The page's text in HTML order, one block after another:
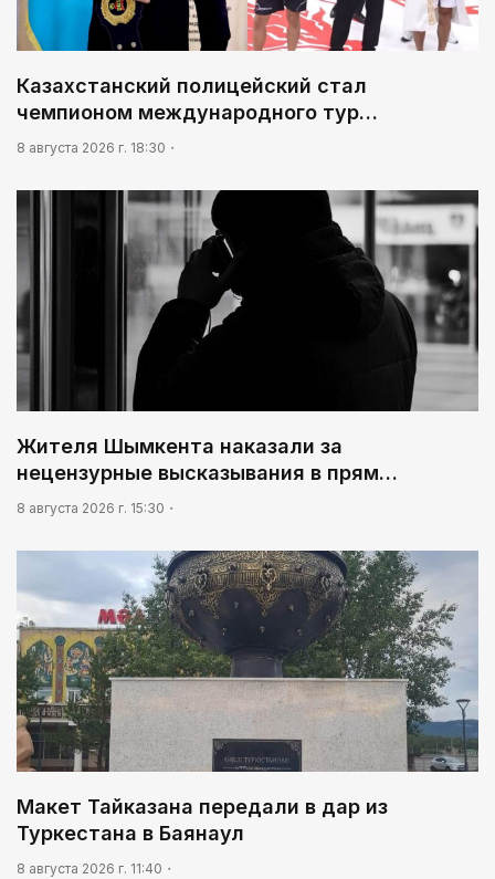
Казахстанский полицейский стал
чемпионом международного тур…
8 августа 2026 г. 18:30
Жителя Шымкента наказали за
нецензурные высказывания в прям…
8 августа 2026 г. 15:30
Макет Тайказана передали в дар из
Туркестана в Баянаул
8 августа 2026 г. 11:40